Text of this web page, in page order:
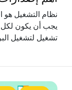
نظام التشغيل هو
يجب أن يكون
تشغيل لتشغيل